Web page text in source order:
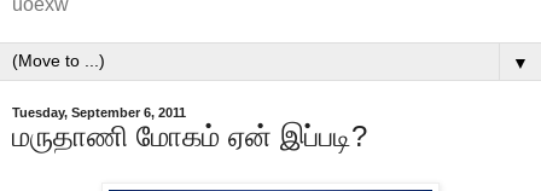
uoexw
▼
Tuesday, September 6, 2011
மருதாணி மோகம் ஏன் இப்படி?